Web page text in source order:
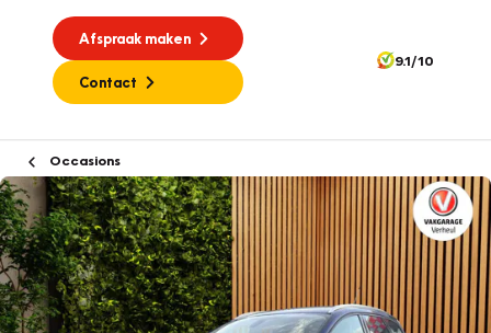
Afspraak maken
Contact
9.1/10
Occasions